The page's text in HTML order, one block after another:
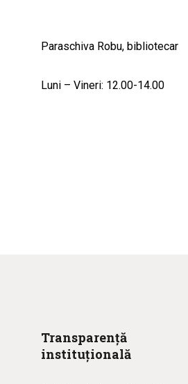
Paraschiva Robu, bibliotecar
Luni – Vineri: 12.00-14.00
Transparență
instituțională